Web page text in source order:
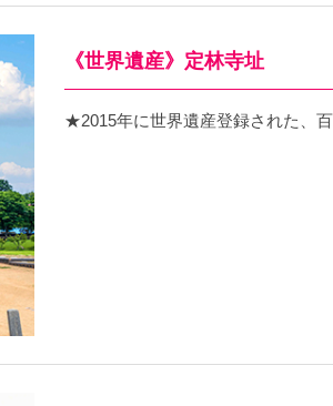
《世界遺産》定林寺址
★2015年に世界遺産登録された、